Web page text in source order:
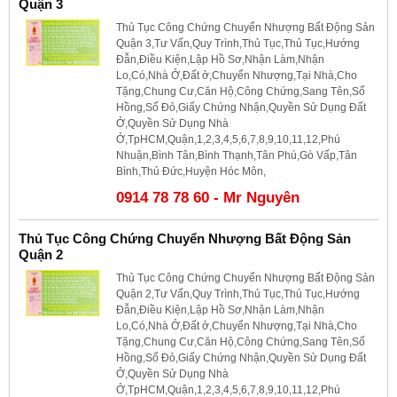
Quận 3
Thủ Tục Công Chứng Chuyển Nhượng Bất Động Sản
Quận 3,Tư Vấn,Quy Trình,Thủ Tục,Thủ Tục,Hướng
Đẫn,Điều Kiện,Lập Hồ Sơ,Nhận Làm,Nhận
Lo,Có,Nhà Ở,Đất ở,Chuyển Nhượng,Tại Nhà,Cho
Tặng,Chung Cư,Căn Hộ,Công Chứng,Sang Tên,Sổ
Hồng,Sổ Đỏ,Giấy Chứng Nhận,Quyền Sử Dụng Đất
Ở,Quyền Sử Dụng Nhà
Ở,TpHCM,Quận,1,2,3,4,5,6,7,8,9,10,11,12,Phú
Nhuận,Bình Tân,Bình Thạnh,Tân Phú,Gò Vấp,Tân
Bình,Thủ Đức,Huyện Hóc Môn,
0914 78 78 60 - Mr Nguyên
Thủ Tục Công Chứng Chuyển Nhượng Bất Động Sản
Quận 2
Thủ Tục Công Chứng Chuyển Nhượng Bất Động Sản
Quận 2,Tư Vấn,Quy Trình,Thủ Tục,Thủ Tục,Hướng
Đẫn,Điều Kiện,Lập Hồ Sơ,Nhận Làm,Nhận
Lo,Có,Nhà Ở,Đất ở,Chuyển Nhượng,Tại Nhà,Cho
Tặng,Chung Cư,Căn Hộ,Công Chứng,Sang Tên,Sổ
Hồng,Sổ Đỏ,Giấy Chứng Nhận,Quyền Sử Dụng Đất
Ở,Quyền Sử Dụng Nhà
Ở,TpHCM,Quận,1,2,3,4,5,6,7,8,9,10,11,12,Phú